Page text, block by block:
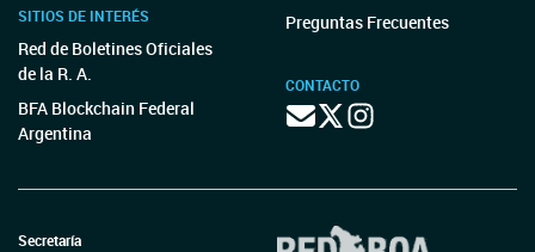
SITIOS DE INTERÉS
Red de Boletines Oficiales
de la R. A.
BFA Blockchain Federal
Argentina
Preguntas Frecuentes
CONTACTO
Secretaría